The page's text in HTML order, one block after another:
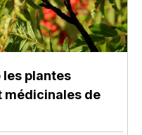
plantes
médicinales de